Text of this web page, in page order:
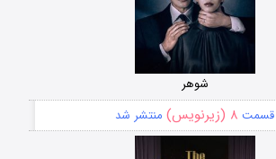
شوهر
قسمت ۸ (زیرنویس) منتشر شد